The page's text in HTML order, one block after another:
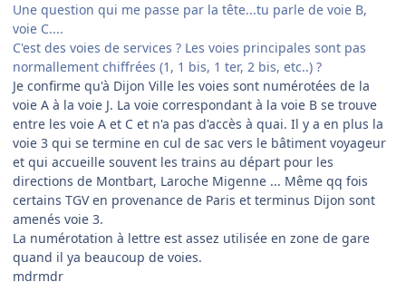
Une question qui me passe par la tête...tu parle de voie B,
voie C....
C'est des voies de services ? Les voies principales sont pas
normallement chiffrées (1, 1 bis, 1 ter, 2 bis, etc..) ?
Je confirme qu'à Dijon Ville les voies sont numérotées de la
voie A à la voie J. La voie correspondant à la voie B se trouve
entre les voie A et C et n'a pas d'accès à quai. Il y a en plus la
voie 3 qui se termine en cul de sac vers le bâtiment voyageur
et qui accueille souvent les trains au départ pour les
directions de Montbart, Laroche Migenne ... Même qq fois
certains TGV en provenance de Paris et terminus Dijon sont
amenés voie 3.
La numérotation à lettre est assez utilisée en zone de gare
quand il ya beaucoup de voies.
mdrmdr